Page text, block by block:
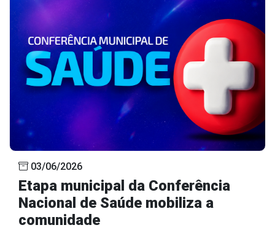
03/06/2026
Etapa municipal da Conferência
Nacional de Saúde mobiliza a
comunidade